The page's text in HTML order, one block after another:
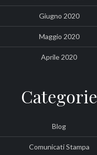
Giugno 2020
Maggio 2020
Aprile 2020
Categorie
Blog
Comunicati Stampa